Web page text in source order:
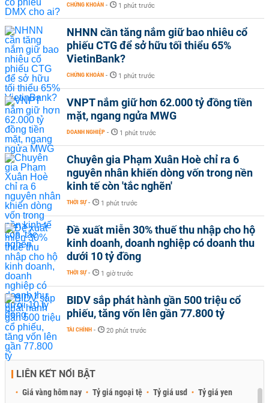
CHỨNG KHOÁN - 1 phút trước
NHNN cần tăng nắm giữ bao nhiêu cổ
phiếu CTG để sở hữu tối thiểu 65%
VietinBank?
CHỨNG KHOÁN - 1 phút trước
VNPT nắm giữ hơn 62.000 tỷ đồng tiền
mặt, ngang ngửa MWG
DOANH NGHIỆP - 1 phút trước
Chuyên gia Phạm Xuân Hoè chỉ ra 6
nguyên nhân khiến dòng vốn trong nền
kinh tế còn 'tắc nghẽn'
THỜI SỰ - 1 phút trước
Đề xuất miễn 30% thuế thu nhập cho hộ
kinh doanh, doanh nghiệp có doanh thu
dưới 10 tỷ đồng
THỜI SỰ - 1 giờ trước
BIDV sắp phát hành gần 500 triệu cổ
phiếu, tăng vốn lên gần 77.800 tỷ
TÀI CHÍNH - 20 phút trước
LIÊN KẾT NỔI BẬT
Giá vàng hôm nay Tỷ giá ngoại tệ Tỷ giá usd Tỷ giá yen